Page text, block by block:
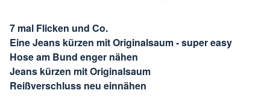
7 mal Flicken und Co.
Eine Jeans kürzen mit Originalsaum - super easy
Hose am Bund enger nähen
Jeans kürzen mit Originalsaum
Reißverschluss neu einnähen